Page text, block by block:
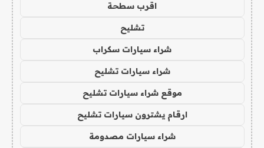
اقرب سطحة
تشليح
شراء سيارات سكراب
شراء سيارات تشليح
موقع شراء سيارات تشليح
ارقام يشترون سيارات تشليح
شراء سيارات مصدومة